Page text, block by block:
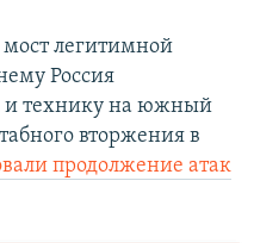
легитимной
Россия
и технику на южный
вторжения в
продолжение атак